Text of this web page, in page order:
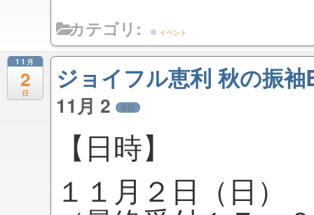
カテゴリ: イベント
11月
2
日
ジョイフル恵利 秋の振
11月 2 全日
【日時】
１１月２日（日